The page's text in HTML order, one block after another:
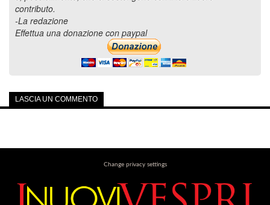
contributo.
-La redazione
Effettua una donazione con paypal
LASCIA UN COMMENTO
Change privacy settings